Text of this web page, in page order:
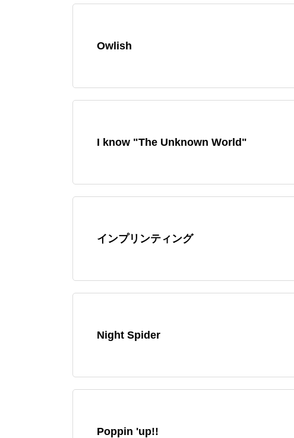
Owlish
I know "The Unknown World"
インプリンティング
Night Spider
Poppin 'up!!